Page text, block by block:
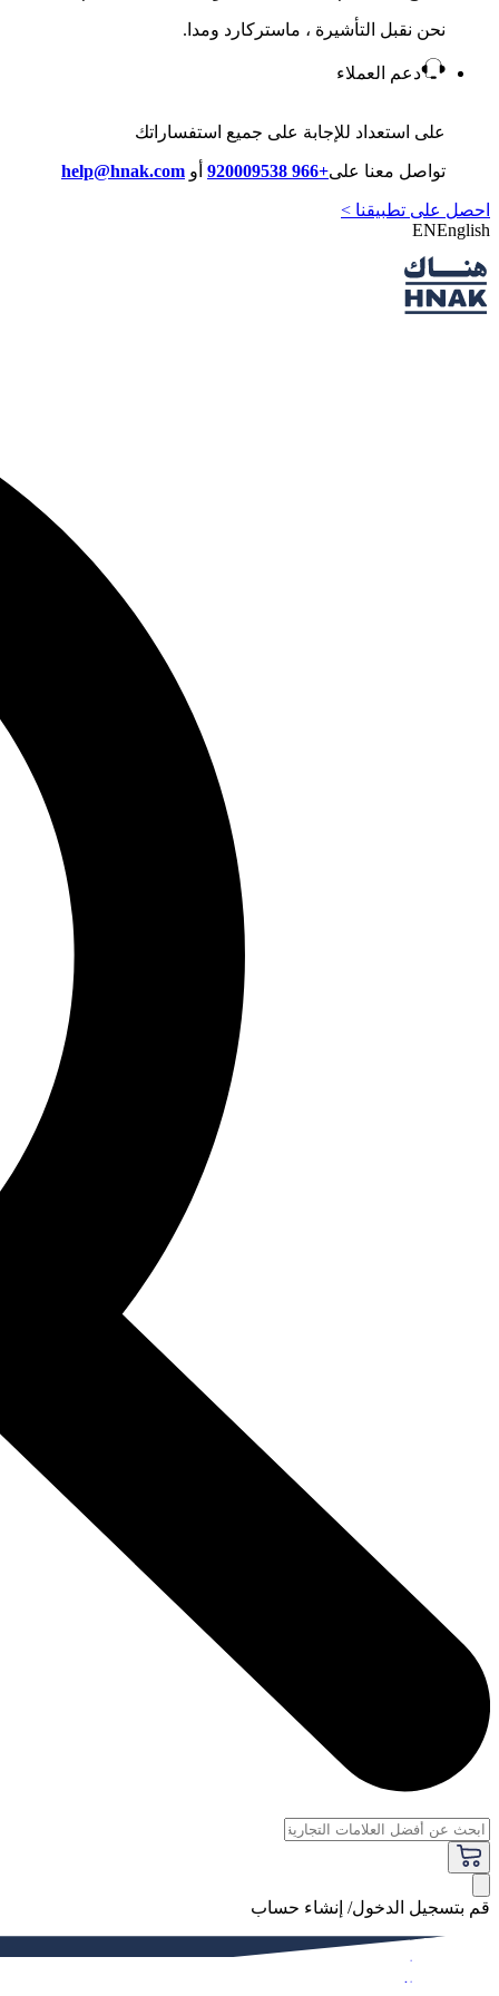
نحن نقبل التأشيرة ، ماستركارد ومدا.
دعم العملاء
على استعداد للإجابة على جميع استفساراتك
تواصل معنا على+966 920009538 أو help@hnak.com
احصل على تطبيقنا >
ENEnglish
قم بتسجيل الدخول/ إنشاء حساب
فاخر
النساء
الرجال